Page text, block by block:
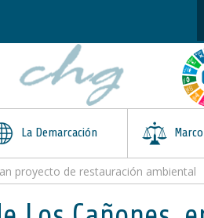
La Demarcación
proyecto de restauración ambiental